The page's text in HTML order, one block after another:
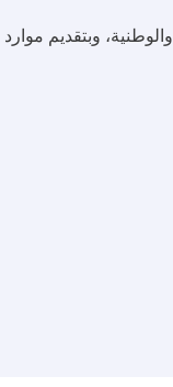
والوطنية، وبتقديم موارد